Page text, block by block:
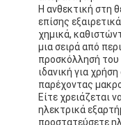
Η ανθεκτική στη
επίσης
χημικά,
μια σειρά από
προσκόλλησή του
ιδανική για
παρέχοντας
Είτε χρειάζεται
ηλεκτρικά
προστατεύσετε